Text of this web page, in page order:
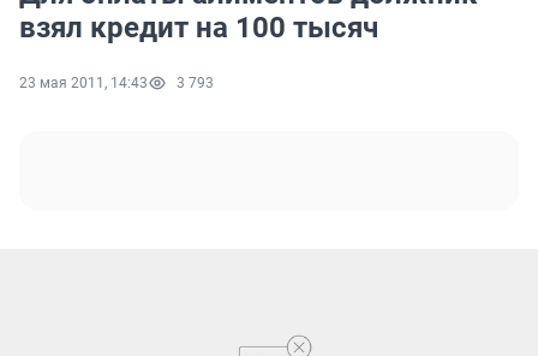
взял кредит на 100 тысяч
23 мая 2011, 14:43 3 793